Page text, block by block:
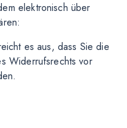
elektronisch über
es aus, dass Sie die
Widerrufsrechts vor